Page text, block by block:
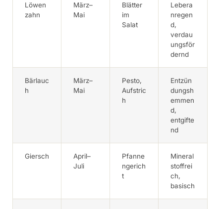
Löwen
zahn
März–
Mai
Blätter
im
Salat
Lebera
nregen
d,
verdau
ungsför
dernd
Bärlauc
h
März–
Mai
Pesto,
Aufstric
h
Entzün
dungsh
emmen
d,
entgifte
nd
Giersch
April–
Juli
Pfanne
ngerich
t
Mineral
stoffrei
ch,
basisch